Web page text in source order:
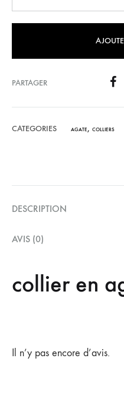
PARTAGER
CATEGORIES AGATE , COLLIERS
DESCRIPTION
AVIS (0)
collier en
Il n’y pas encore d’avis.